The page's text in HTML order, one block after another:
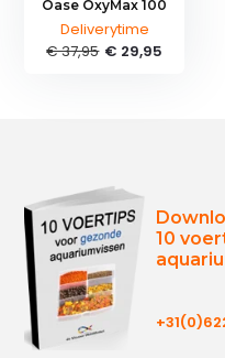
Oase OxyMax 100
Deliverytime
€ 37,95 € 29,95
10